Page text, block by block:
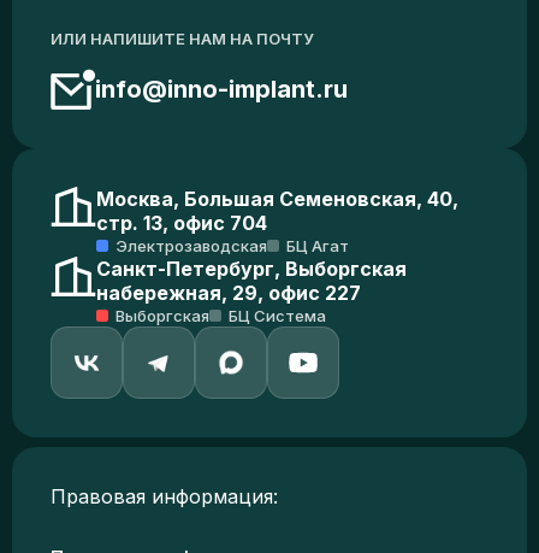
ИЛИ НАПИШИТЕ НАМ НА ПОЧТУ
info@inno-implant.ru
Москва, Большая Семеновская, 40,
стр. 13, офис 704
Электрозаводская БЦ Агат
Санкт-Петербург, Выборгская
набережная, 29, офис 227
Выборгская БЦ Система
Правовая информация: